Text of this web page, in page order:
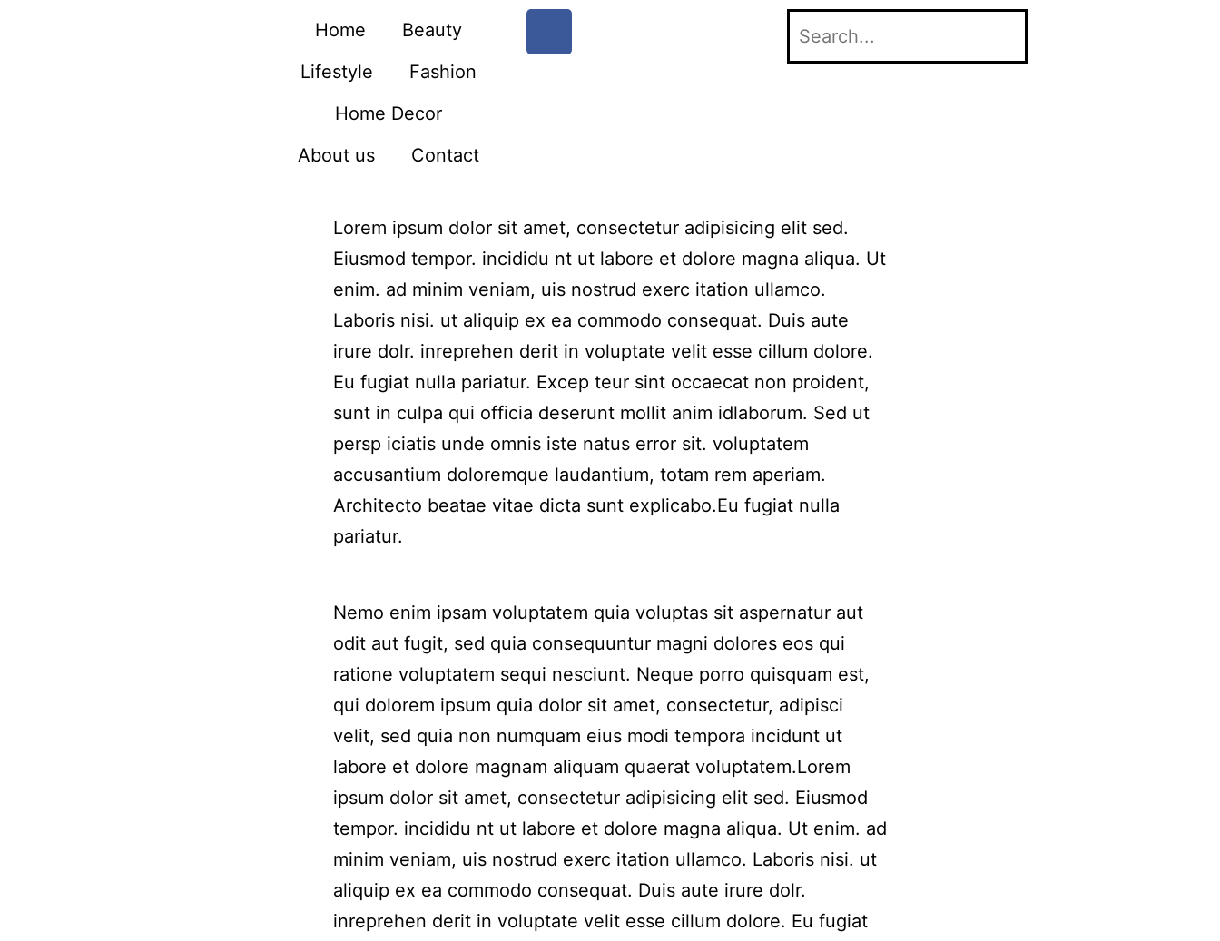
Home
Beauty
Lifestyle
Fashion
Home Decor
About us
Contact
Lorem ipsum dolor sit amet, consectetur adipisicing elit sed.
Eiusmod tempor. incididu nt ut labore et dolore magna aliqua. Ut
enim. ad minim veniam, uis nostrud exerc itation ullamco.
Laboris nisi. ut aliquip ex ea commodo consequat. Duis aute
irure dolr. inreprehen derit in voluptate velit esse cillum dolore.
Eu fugiat nulla pariatur. Excep teur sint occaecat non proident,
sunt in culpa qui officia deserunt mollit anim idlaborum. Sed ut
persp iciatis unde omnis iste natus error sit. voluptatem
accusantium doloremque laudantium, totam rem aperiam.
Architecto beatae vitae dicta sunt explicabo.Eu fugiat nulla
pariatur.
Nemo enim ipsam voluptatem quia voluptas sit aspernatur aut
odit aut fugit, sed quia consequuntur magni dolores eos qui
ratione voluptatem sequi nesciunt. Neque porro quisquam est,
qui dolorem ipsum quia dolor sit amet, consectetur, adipisci
velit, sed quia non numquam eius modi tempora incidunt ut
labore et dolore magnam aliquam quaerat voluptatem.Lorem
ipsum dolor sit amet, consectetur adipisicing elit sed. Eiusmod
tempor. incididu nt ut labore et dolore magna aliqua. Ut enim. ad
minim veniam, uis nostrud exerc itation ullamco. Laboris nisi. ut
aliquip ex ea commodo consequat. Duis aute irure dolr.
inreprehen derit in voluptate velit esse cillum dolore. Eu fugiat